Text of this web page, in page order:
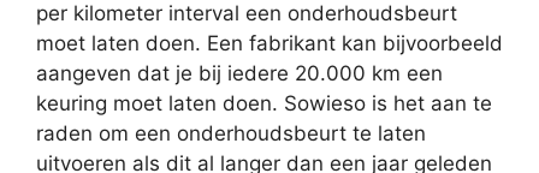
per kilometer interval een onderhoudsbeurt
moet laten doen. Een fabrikant kan bijvoorbeeld
aangeven dat je bij iedere 20.000 km een
keuring moet laten doen. Sowieso is het aan te
raden om een onderhoudsbeurt te laten
uitvoeren als dit al langer dan een jaar geleden